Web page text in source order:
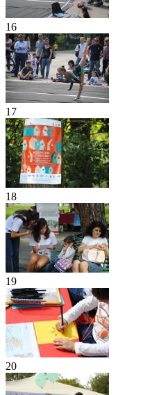
16
17
18
19
20